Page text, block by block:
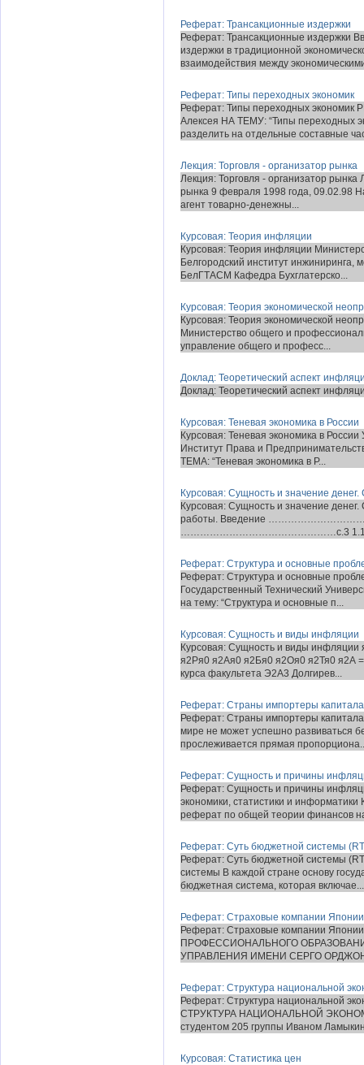
Реферат: Трансакционные издержки
Реферат: Трансакционные издержки
издержки в традиционной
взаимодействия между
Реферат: Типы переходных экономик
Реферат: Типы переходных
Алексея НА ТЕМУ: “Типы переходных
разделить на отдельные составные
Лекция: Торговля - организатор рынка
Лекция: Торговля - организатор рынка
рынка 9 февраля 1998 года, 09.02.98
агент товарно-денежны...
Курсовая: Теория инфляции
Курсовая: Теория инфляции
Белгородский институт
БелГТАСМ Кафедра Бухглатерско...
Курсовая: Теория экономической
Курсовая: Теория экономической
Министерство общего и
управление общего и професс...
Доклад: Теоретический аспект
Доклад: Теоретический аспект
Курсовая: Теневая экономика в России
Курсовая: Теневая экономика в
Институт Права и
ТЕМА: “Теневая экономика в Р...
Курсовая: Сущность и значение
Курсовая: Сущность и значение
работы. Введение
…………………………………………с.3 1.1
Реферат: Структура и основные
Реферат: Структура и основные
Государственный Технический
на тему: “Структура и основные п...
Курсовая: Сущность и виды инфляции
Курсовая: Сущность и виды
я2Ря0 я2Ая0 я2Бя0 я2Оя0 я2Тя0 я2А
курса факультета Э2А3 Долгирев...
Реферат: Страны импортеры капитала
Реферат: Страны импортеры
мире не может успешно развиваться
прослеживается прямая
Реферат: Сущность и причины
Реферат: Сущность и причины
экономики, статистики и
реферат по общей теории финансов
Реферат: Суть бюджетной системы
Реферат: Суть бюджетной системы
системы В каждой стране основу
бюджетная система, которая включае...
Реферат: Страховые компании
Реферат: Страховые компании
ПРОФЕССИОНАЛЬНОГО
УПРАВЛЕНИЯ ИМЕНИ СЕРГО
Реферат: Структура национальной
Реферат: Структура национальной
СТРУКТУРА НАЦИОНАЛЬНОЙ
студентом 205 группы Иваном
Курсовая: Статистика цен